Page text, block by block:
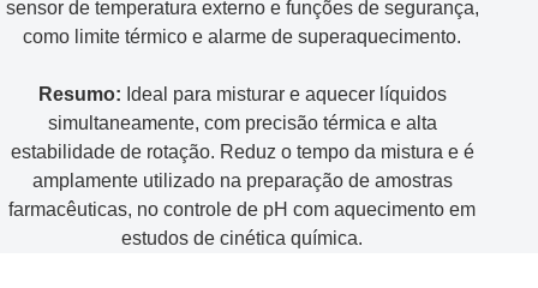
sensor de temperatura externo e funções de segurança,
como limite térmico e alarme de superaquecimento.
Resumo: Ideal para misturar e aquecer líquidos
simultaneamente, com precisão térmica e alta
estabilidade de rotação. Reduz o tempo da mistura e é
amplamente utilizado na preparação de amostras
farmacêuticas, no controle de pH com aquecimento em
estudos de cinética química.